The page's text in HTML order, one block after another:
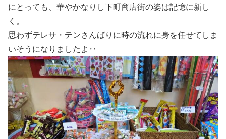
にとっても、華やかなりし下町商店街の姿は記憶に新し
く。
思わずテレサ・テンさんばりに時の流れに身を任せてしま
いそうになりましたよ‥